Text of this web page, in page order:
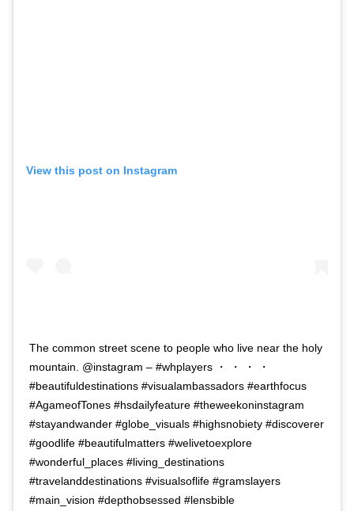
View this post on Instagram
The common street scene to people who live near the holy
mountain. @instagram – #whplayers ・ ・ ・ ・
#beautifuldestinations #visualambassadors #earthfocus
#AgameofTones #hsdailyfeature #theweekoninstagram
#stayandwander #globe_visuals #highsnobiety #discoverer
#goodlife #beautifulmatters #welivetoexplore
#wonderful_places #living_destinations
#travelanddestinations #visualsoflife #gramslayers
#main_vision #depthobsessed #lensbible